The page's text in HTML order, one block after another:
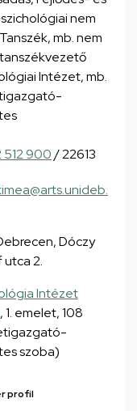
nem
mb. nem
Intézet, mb.
512 900/ 22613
Dóczy
2.
Intézet
, 1. emelet, 108
szoba)
profil